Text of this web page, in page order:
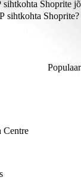
Rijiyar Zaki H.P.
Shoprite
Rijiyar Zaki H.P
sihtkohta Shoprite?
Rijiyar
Centre